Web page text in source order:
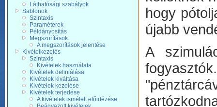
Láthatósági szabályok
Sablonok
Szintaxis
Paraméterek
Példányosítás
Megszorítások
A megszorítások jelentése
Kivételkezelés
Szintaxis
Kivételek használata
Kivételek definiálása
Kivételek kiváltása
Kivételek kezelése
Kivételek terjedése
A kivételek ismételt előidézése
hogy
újabb
A